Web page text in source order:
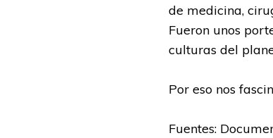
de medicina,
Fueron unos
culturas del
Por eso nos
Fuentes: